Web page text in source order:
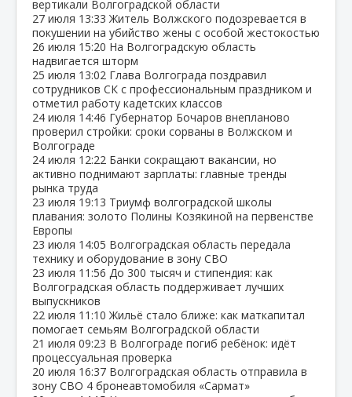
вертикали Волгоградской области
27 июля 13:33 Житель Волжского подозревается в
покушении на убийство жены с особой жестокостью
26 июля 15:20 На Волгоградскую область
надвигается шторм
25 июля 13:02 Глава Волгограда поздравил
сотрудников СК с профессиональным праздником и
отметил работу кадетских классов
24 июля 14:46 Губернатор Бочаров внепланово
проверил стройки: сроки сорваны в Волжском и
Волгограде
24 июля 12:22 Банки сокращают вакансии, но
активно поднимают зарплаты: главные тренды
рынка труда
23 июля 19:13 Триумф волгоградской школы
плавания: золото Полины Козякиной на первенстве
Европы
23 июля 14:05 Волгоградская область передала
технику и оборудование в зону СВО
23 июля 11:56 До 300 тысяч и стипендия: как
Волгоградская область поддерживает лучших
выпускников
22 июля 11:10 Жильё стало ближе: как маткапитал
помогает семьям Волгоградской области
21 июля 09:23 В Волгограде погиб ребёнок: идёт
процессуальная проверка
20 июля 16:37 Волгоградская область отправила в
зону СВО 4 бронеавтомобиля «Сармат»